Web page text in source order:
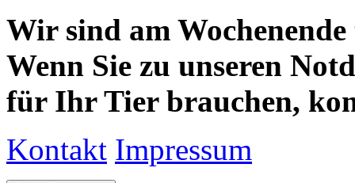
Wir sind am
Wenn Sie zu unseren
für Ihr Tier brauchen,
Kontakt Impressum